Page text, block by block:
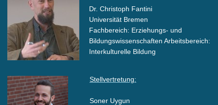
Dr. Christoph Fantini
Universität Bremen
Fachbereich: Erziehungs- und
Bildungswissenschaften Arbeitsbereich:
Interkulturelle Bildung
Stellvertretung:
Soner Uygun